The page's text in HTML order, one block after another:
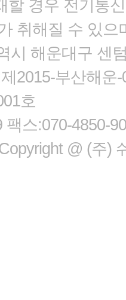
할 경우 전기통
취해질 수 있으
시 해운대구 센
2015-부산해
호
팩스:070-4850-
@ (주)